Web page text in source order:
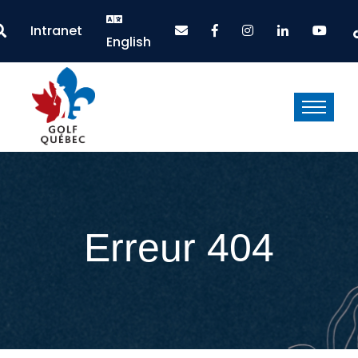
Intranet
English
Erreur 404